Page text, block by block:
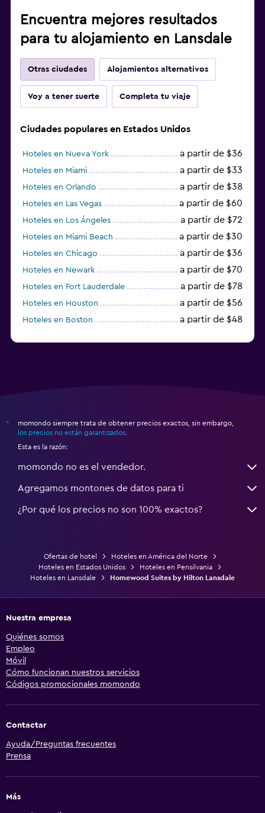
Encuentra mejores resultados
para tu alojamiento en Lansdale
Otras ciudades Alojamientos alternativos
Voy a tener suerte Completa tu viaje
Ciudades populares en Estados Unidos
Hoteles en Nueva York a partir de $36
Hoteles en Miami a partir de $33
Hoteles en Orlando a partir de $38
Hoteles en Las Vegas a partir de $60
Hoteles en Los Ángeles a partir de $72
Hoteles en Miami Beach a partir de $30
Hoteles en Chicago a partir de $36
Hoteles en Newark a partir de $70
Hoteles en Fort Lauderdale a partir de $78
Hoteles en Houston a partir de $56
Hoteles en Boston a partir de $48
*
momondo siempre trata de obtener precios exactos, sin embargo,
los precios no están garantizados
Esta es la razón:
momondo no es el vendedor.
Agregamos montones de datos para ti
¿Por qué los precios no son 100% exactos?
Ofertas de hotel
Hoteles en América del Norte
Hoteles en Estados Unidos
Hoteles en Pensilvania
Hoteles en Lansdale
Homewood Suites by Hilton Lansdale
Nuestra empresa
Quiénes somos
Empleo
Móvil
Cómo funcionan nuestros servicios
Códigos promocionales momondo
Contactar
Ayuda/Preguntas frecuentes
Prensa
Más